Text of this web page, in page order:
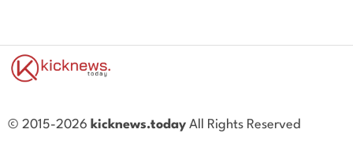
© 2015-2026 kicknews.today All Rights Reserved